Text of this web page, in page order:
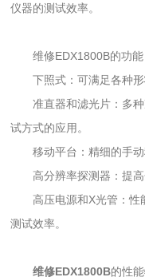
仪器的测试效率。
维修EDX1800B的功能
下照式：可满足各种形
准直器和滤光片：多种
试方式的应用。
移动平台：精细的手动
高分辨率探测器：提高
高压电源和X光管：性
测试效率。
维修EDX1800B的性能